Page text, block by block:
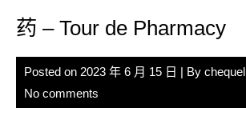
药 – Tour de Pharmacy
Posted on 2023 年 6 月 15 日 | By chequel
No comments